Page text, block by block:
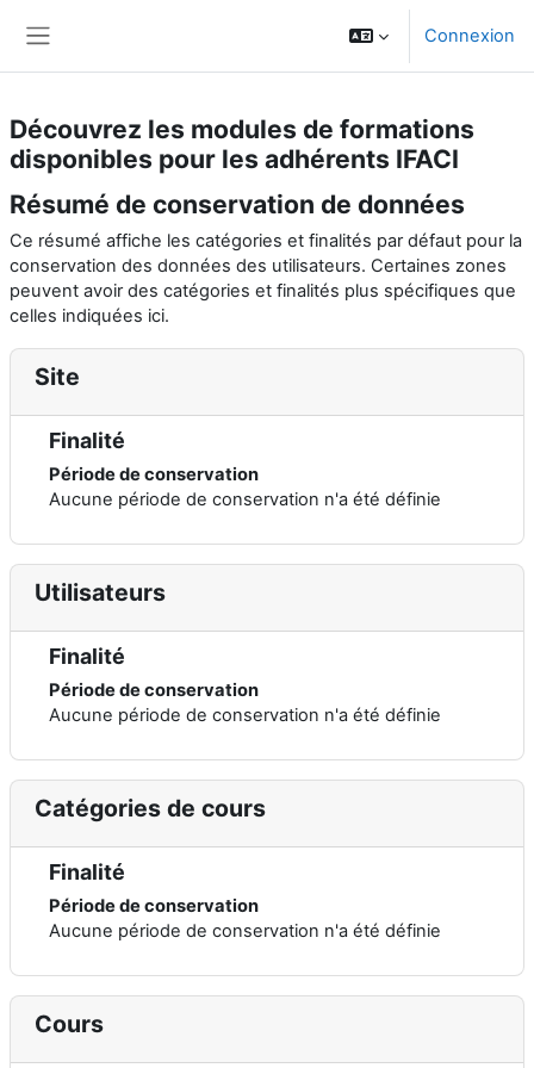
Connexion
Découvrez les modules de formations
disponibles pour les adhérents IFACI
Résumé de conservation de données
Ce résumé affiche les catégories et finalités par défaut pour la
conservation des données des utilisateurs. Certaines zones
peuvent avoir des catégories et finalités plus spécifiques que
celles indiquées ici.
Site
Finalité
Période de conservation
Aucune période de conservation n'a été définie
Utilisateurs
Finalité
Période de conservation
Aucune période de conservation n'a été définie
Catégories de cours
Finalité
Période de conservation
Aucune période de conservation n'a été définie
Cours